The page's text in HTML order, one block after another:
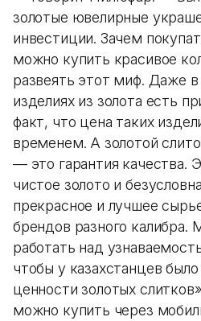
золотые ювелирные
инвестиции. Зачем
можно купить красивое
развеять этот миф. Даже
изделиях из золота есть
факт, что цена таких
временем. А золотой
— это гарантия качества.
чистое золото и
прекрасное и лучшее
брендов разного
работать над
чтобы у казахстанцев
ценности золотых
можно купить через